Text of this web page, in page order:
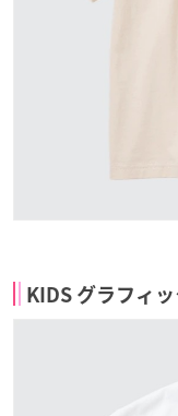
KIDS グラフィ